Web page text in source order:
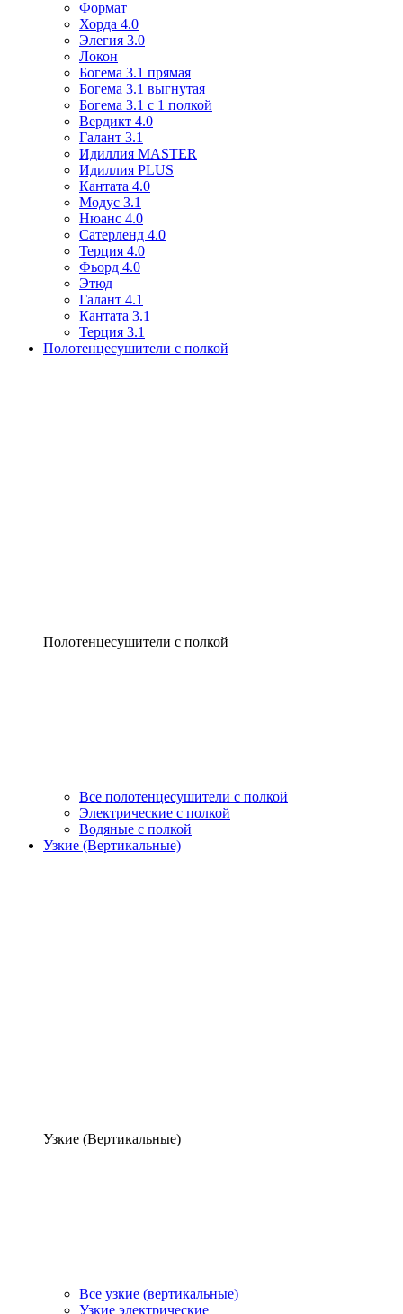
Формат
Хорда 4.0
Элегия 3.0
Локон
Богема 3.1 прямая
Богема 3.1 выгнутая
Богема 3.1 с 1 полкой
Вердикт 4.0
Галант 3.1
Идиллия MASTER
Идиллия PLUS
Кантата 4.0
Модус 3.1
Нюанс 4.0
Сатерленд 4.0
Терция 4.0
Фьорд 4.0
Этюд
Галант 4.1
Кантата 3.1
Терция 3.1
Полотенцесушители с полкой
Полотенцесушители с полкой
Все полотенцесушители с полкой
Электрические с полкой
Водяные с полкой
Узкие (Вертикальные)
Узкие (Вертикальные)
Все узкие (вертикальные)
Узкие электрические